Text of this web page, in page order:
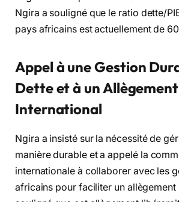
Ngira a souligné que le ratio dette/
pays africains est actuellement de
Appel à une Gestion
Dette et à un Allègement
International
Ngira a insisté sur la nécessité de
manière durable et a appelé la
internationale à collaborer avec les
africains pour faciliter un allègement